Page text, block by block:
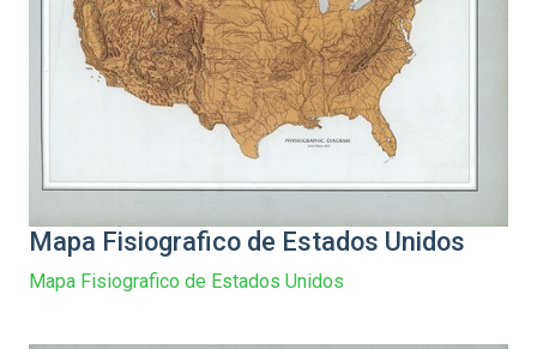
Mapa Fisiografico de Estados Unidos
Mapa Fisiografico de Estados Unidos